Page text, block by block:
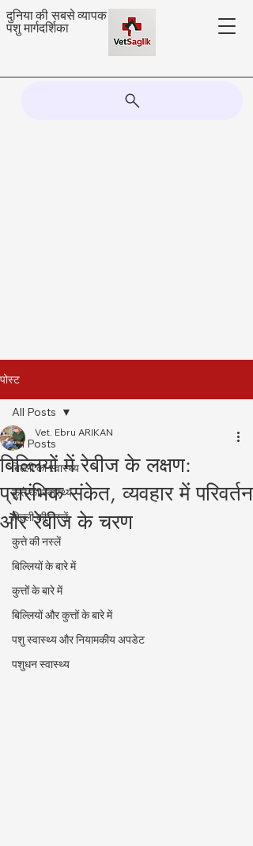
दुनिया की सबसे व्यापक
पशु मार्गदर्शिका
पोस्ट
All Posts
बिल्ली का स्वास्थ्य
कुत्ते का स्वास्थ्य
बिल्ली की नस्लें
कुत्ते की नस्लें
बिल्लियों के बारे में
कुत्तों के बारे में
बिल्लियों और कुत्तों के बारे में
पशु स्वास्थ्य और नियामकीय अपडेट
पशुधन स्वास्थ्य
All Posts
बिल्लियों में रेबीज के लक्षण:
प्रारंभिक संकेत, व्यवहार में परिवर्तन
और रेबीज के चरण
Vet. Ebru ARIKAN